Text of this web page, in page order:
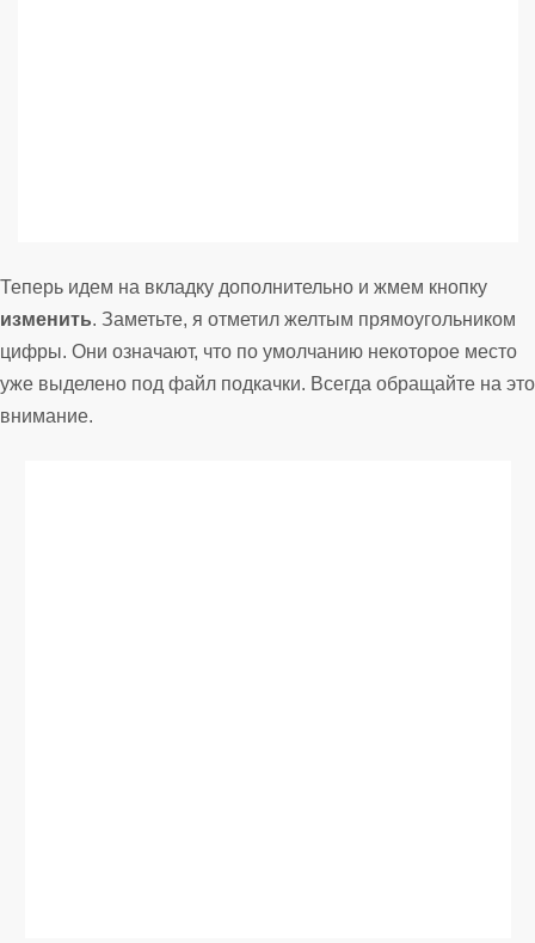
Теперь идем на вкладку дополнительно и жмем кнопку
изменить. Заметьте, я отметил желтым прямоугольником
цифры. Они означают, что по умолчанию некоторое место
уже выделено под файл подкачки. Всегда обращайте на это
внимание.